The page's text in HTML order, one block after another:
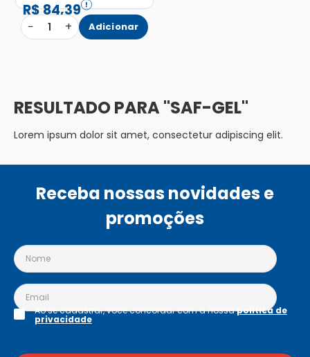
R$84,39
− 1 + Adicionar
SAF-GEL
Lorem ipsum dolor sit amet, consectetur adipiscing elit.
Receba nossas novidades e
promoções
Ao se cadastrar, você concordar com a nossapolítica de
privacidade